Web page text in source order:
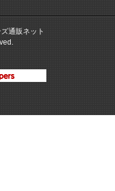
通販ネット